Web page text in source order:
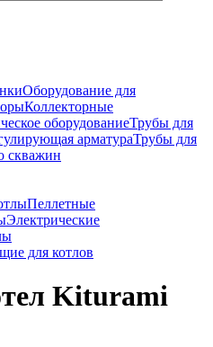
Оборудование для
Коллекторные
оборудованиеТрубы для
арматураТрубы для
скважин
Пеллетные
Электрические
для котлов
Kiturami